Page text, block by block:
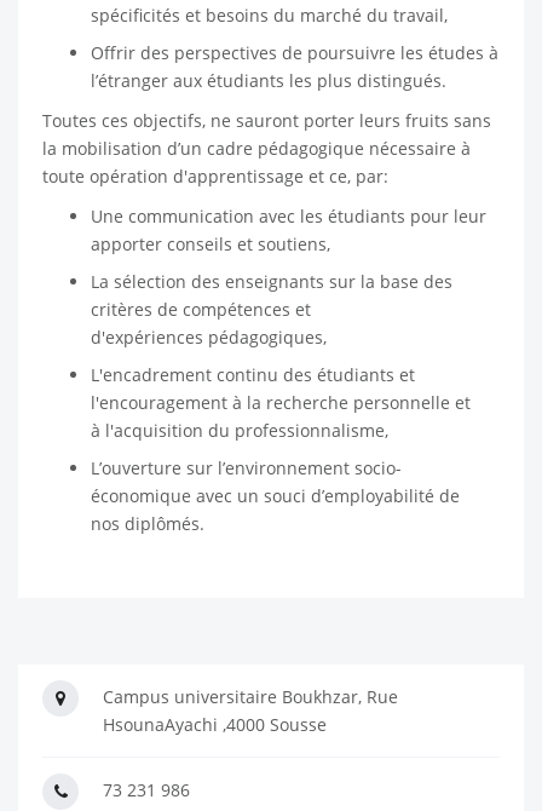
spécificités et besoins du marché du travail,
Offrir des perspectives de poursuivre les études à
l’étranger aux étudiants les plus distingués.
Toutes ces objectifs, ne sauront porter leurs fruits sans
la mobilisation d’un cadre pédagogique nécessaire à
toute opération d'apprentissage et ce, par:
Une communication avec les étudiants pour leur
apporter conseils et soutiens,
La sélection des enseignants sur la base des
critères de compétences et
d'expériences pédagogiques,
L'encadrement continu des étudiants et
l'encouragement à la recherche personnelle et
à l'acquisition du professionnalisme,
L’ouverture sur l’environnement socio-
économique avec un souci d’employabilité de
nos diplômés.
Campus universitaire Boukhzar, Rue
HsounaAyachi ,4000 Sousse
73 231 986